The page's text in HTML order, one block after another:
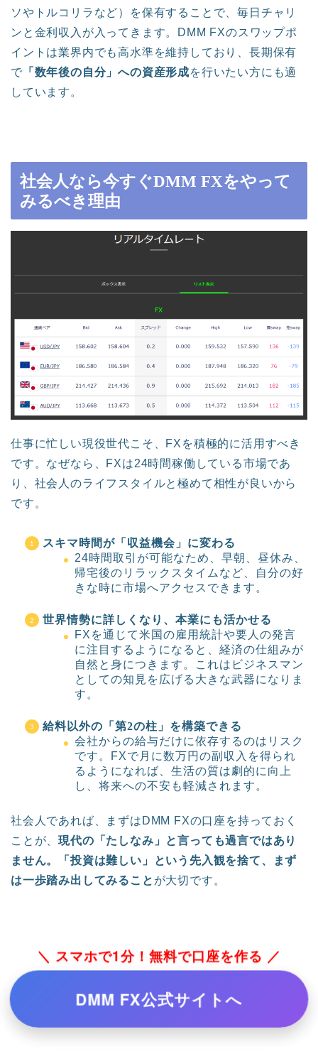
ソやトルコリラなど）を保有することで、毎日チャリ
ンと金利収入が入ってきます。DMM FXのスワップポ
イントは業界内でも高水準を維持しており、長期保有
で 「数年後の自分」への資産形成を行いたい方にも適
しています。
社会人なら今すぐDMM FXをやって
みるべき理由
仕事に忙しい現役世代こそ、FXを積極的に活用すべき
です。なぜなら、FXは24時間稼働している市場であ
り、社会人のライフスタイルと極めて相性が良いから
です。
スキマ時間が「収益機会」に変わる
24時間取引が可能なため、早朝、昼休み、
帰宅後のリラックスタイムなど、自分の好
きな時に市場へアクセスできます。
世界情勢に詳しくなり、本業にも活かせる
FXを通じて米国の雇用統計や要人の発言
に注目するようになると、経済の仕組みが
自然と身につきます。これはビジネスマン
としての知見を広げる大きな武器になりま
す。
給料以外の「第2の柱」を構築できる
会社からの給与だけに依存するのはリスク
です。FXで月に数万円の副収入を得られ
るようになれば、生活の質は劇的に向上
し、将来への不安も軽減されます。
社会人であれば、まずはDMM FXの口座を持っておく
ことが、現代の「たしなみ」と言っても過言ではあり
ません。「投資は難しい」という先入観を捨て、まず
は一歩踏み出してみること が大切です。
＼ スマホで1分！無料で口座を作る ／
DMM FX公式サイトへ